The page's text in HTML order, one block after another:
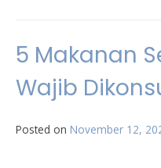
5 Makanan
Wajib
Posted on November 12,